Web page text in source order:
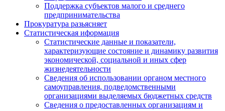
Поддержка субъектов малого и среднего
предпринимательства
Прокуратура разьясняет
Статистическая иформация
Статистические данные и показатели,
характеризующие состояние и динамику развития
экономической, социальной и иных сфер
жизнедеятельности
Сведения об использовании органом местного
самоуправления, подведомственными
организациями выделяемых бюджетных средств
Сведения о предоставленных организациям и